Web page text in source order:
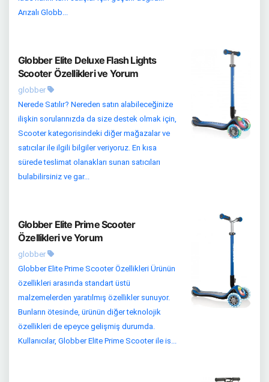
Arızalı Globb...
Globber Elite Deluxe Flash Lights
Scooter Özellikleri ve Yorum
globber
Nerede Satılır? Nereden satın alabileceğinize
ilişkin sorularınızda da size destek olmak için,
Scooter kategorisindeki diğer mağazalar ve
satıcılar ile ilgili bilgiler veriyoruz. En kısa
sürede teslimat olanakları sunan satıcıları
bulabilirsiniz ve gar...
Globber Elite Prime Scooter
Özellikleri ve Yorum
globber
Globber Elite Prime Scooter Özellikleri Ürünün
özellikleri arasında standart üstü
malzemelerden yaratılmış özellikler sunuyor.
Bunların ötesinde, ürünün diğer teknolojik
özellikleri de epeyce gelişmiş durumda.
Kullanıcılar, Globber Elite Prime Scooter ile is...